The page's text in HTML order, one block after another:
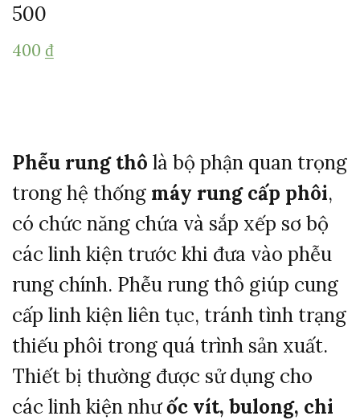
500
400 ₫
Phễu rungthô là bộ phận quan trọng
tronghệ thống máy rungcấp phôi,
có chức năng chứa và sắp xếp sơ bộ
các linhkiện trước khi đưa vào phễu
rung chính. Phễu rung thô giúp cung
cấp linhkiệnliên tục, tránh tình trạng
thiếuphôi trong quá trình sản xuất.
Thiếtbị thường được sửdụng cho
các linhkiệnnhưốc vít, bulong, chi